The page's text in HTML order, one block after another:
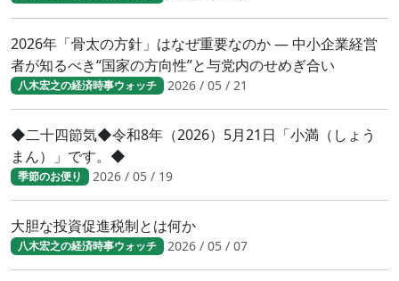
2026年「骨太の方針」はなぜ重要なのか ― 中小企業経営
者が知るべき“国家の方向性”と与党内のせめぎ合い
八木宏之の経済時事ウォッチ 2026 / 05 / 21
◆二十四節気◆令和8年（2026）5月21日「小満（しょう
まん）」です。◆
季節のお便り 2026 / 05 / 19
大胆な投資促進税制とは何か
八木宏之の経済時事ウォッチ 2026 / 05 / 07